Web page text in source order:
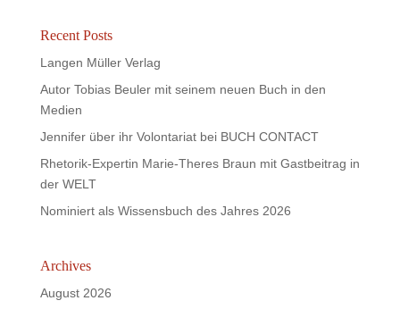
Recent Posts
Langen Müller Verlag
Autor Tobias Beuler mit seinem neuen Buch in den
Medien
Jennifer über ihr Volontariat bei BUCH CONTACT
Rhetorik-Expertin Marie-Theres Braun mit Gastbeitrag in
der WELT
Nominiert als Wissensbuch des Jahres 2026
Archives
August 2026